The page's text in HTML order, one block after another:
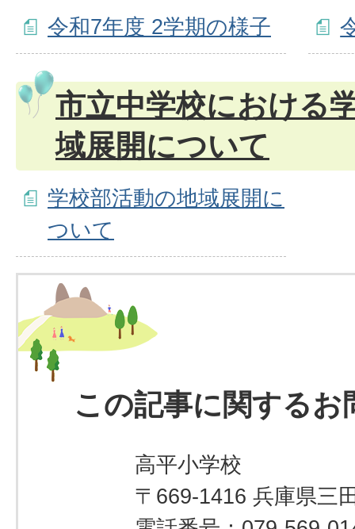
令和7年度 2学期の様子
市立中学校における
域展開について
学校部活動の地域展開に
ついて
この記事に関するお
高平小学校
〒669-1416 兵庫県三